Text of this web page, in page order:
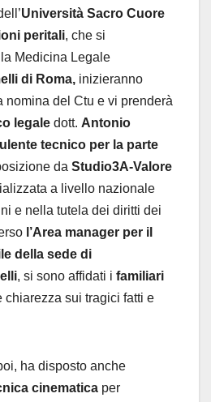
Università Sacro Cuore
peritali, che si
Medicina Legale
di Roma, inizieranno
nomina del Ctu e vi prenderà
legale dott. Antonio
tecnico per la parte
da Studio3A-Valore
a livello nazionale
e nella tutela dei diritti dei
l’Area manager per il
della sede di
, si sono affidati i familiari
chiarezza sui tragici fatti e
ha disposto anche
cinematica per